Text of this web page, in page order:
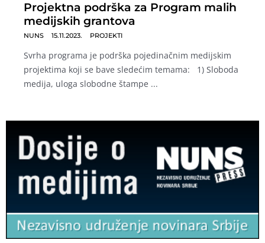
Projektna podrška za Program malih
medijskih grantova
NUNS 15.11.2023. PROJEKTI
Svrha programa je podrška pojedinačnim medijskim
projektima koji se bave sledećim temama: 1) Sloboda
medija, uloga slobodne štampe ...